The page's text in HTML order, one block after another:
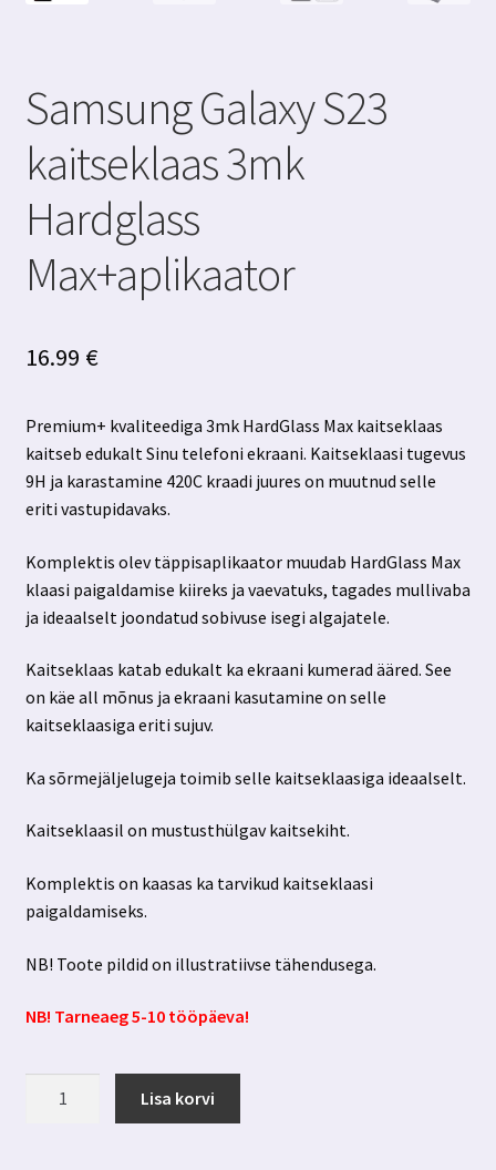
Samsung Galaxy S23
kaitseklaas 3mk
Hardglass
Max+aplikaator
16.99 €
Premium+ kvaliteediga 3mk HardGlass Max kaitseklaas
kaitseb edukalt Sinu telefoni ekraani. Kaitseklaasi tugevus
9H ja karastamine 420C kraadi juures on muutnud selle
eriti vastupidavaks.
Komplektis olev täppisaplikaator muudab HardGlass Max
klaasi paigaldamise kiireks ja vaevatuks, tagades mullivaba
ja ideaalselt joondatud sobivuse isegi algajatele.
Kaitseklaas katab edukalt ka ekraani kumerad ääred. See
on käe all mõnus ja ekraani kasutamine on selle
kaitseklaasiga eriti sujuv.
Ka sõrmejäljelugeja toimib selle kaitseklaasiga ideaalselt.
Kaitseklaasil on mustusthülgav kaitsekiht.
Komplektis on kaasas ka tarvikud kaitseklaasi
paigaldamiseks.
NB! Toote pildid on illustratiivse tähendusega.
NB! Tarneaeg 5-10 tööpäeva!
Lisa korvi